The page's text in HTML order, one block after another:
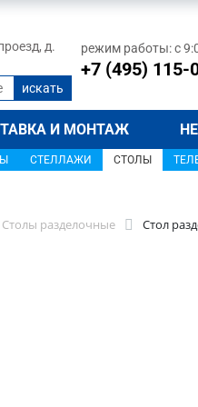
д.
режим работы: с
+7 (495) 115-
И МОНТАЖ
СТЕЛЛАЖИ СТОЛЫ
Столы разделочные Стол